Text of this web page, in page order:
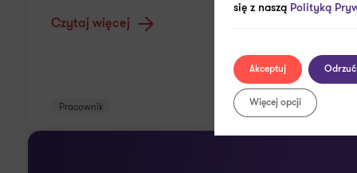
Czytaj więcej
Pracownik
się z naszą Polityką
Akceptuj
Więcej opcji